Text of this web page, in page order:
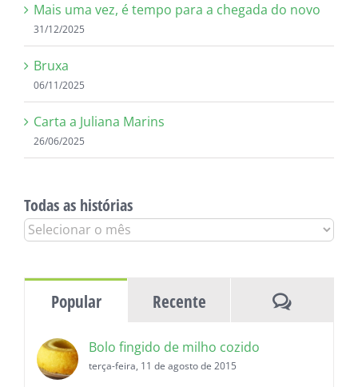
Mais uma vez, é tempo para a chegada do novo
31/12/2025
Bruxa
06/11/2025
Carta a Juliana Marins
26/06/2025
Todas as histórias
Todas
Popular Recente
Bolo fingido de milho cozido
terça-feira, 11 de agosto de 2015